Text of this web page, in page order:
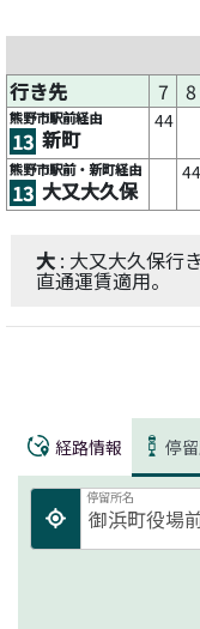
行き先
7 8
熊野市駅前経由
13 新町
44
熊野市駅前・新町経由
13 大又大久保
44
大 : 大又大久保行
直通運賃適用。
経路情報 停
停留所名